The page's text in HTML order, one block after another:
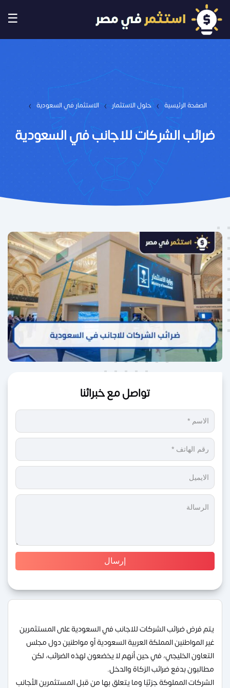
☰
الصفحة الرئيسية › حلول الاستثمار › الاستثمار في السعودية ›
ضرائب الشركات للاجانب في السعودية
تواصل مع خبرائنا
يتم فرض ضرائب الشركات للاجانب في السعودية على المستثمرين
غير المواطنين المملكة العربية السعودية أو مواطنين دول مجلس
التعاون الخليجي، في حين أنهم لا يخضعون لهذه الضرائب، لكن
مطالبون بدفع ضرائب الزكاة والدخل.
الشركات المملوكة جزئيًا وما يتعلق بها من قبل المستثمرين الأجانب